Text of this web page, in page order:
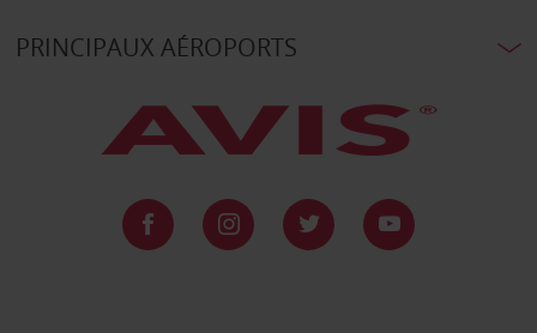
PRINCIPAUX AÉROPORTS